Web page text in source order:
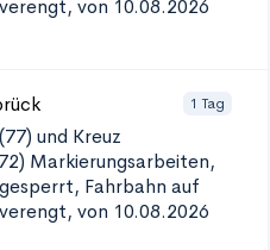
von 10.08.2026
1 Tag
und Kreuz
Markierungsarbeiten,
Fahrbahn auf
von 10.08.2026